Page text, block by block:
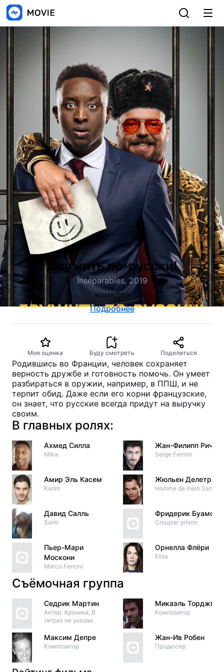
Дружить по-русски!
Inséparables, 2019
комедия
Подробнее
Моя оценка Буду смотреть Поделиться
Родившись во Франции, человек сохраняет
верность дружбе и готовность помочь. Он умеет
разбираться в оружии, например, в ППШ, и не
терпит обид. Даже если его корни французские,
он знает, что русские всегда придут на выручку
своим.
В главных ролях:
Ахмед Силла
Mika
Амир Эль Касем
Karim
Давид Салль
Santi
Пьер-Мари
Москони
Marco Ferroni
Жан-Филипп Риччи
Serge Ferroni
Жюльен Делетр
Homme de main Santi 4
Фридерик Буаморо
Croupier prison
Орнелла Флёри
Elisa
Съёмочная группа
Седрик Мартин
Актер: Хроника, В
титрах не указан
Максим Депре
Композитор
Микаэль Торджман
Композитор
Жан-Ив Робен
Продюсер